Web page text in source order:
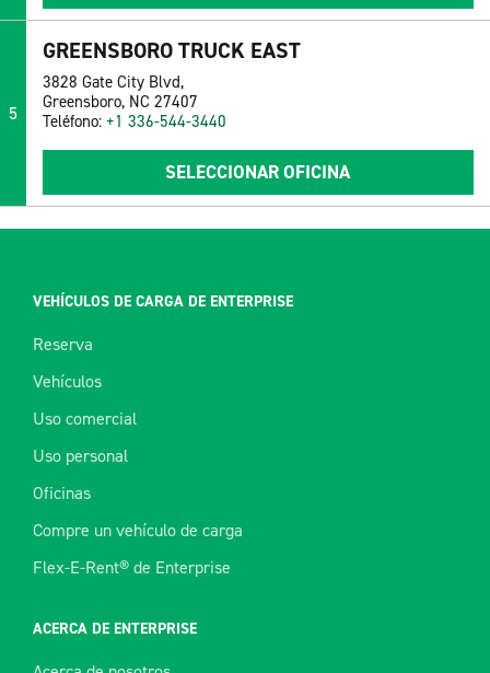
5
GREENSBORO TRUCK EAST
3828 Gate City Blvd,
Greensboro, NC 27407
Teléfono: +1 336-544-3440
SELECCIONAR OFICINA
VEHÍCULOS DE CARGA DE ENTERPRISE
Reserva
Vehículos
Uso comercial
Uso personal
Oficinas
Compre un vehículo de carga
Flex-E-Rent® de Enterprise
ACERCA DE ENTERPRISE